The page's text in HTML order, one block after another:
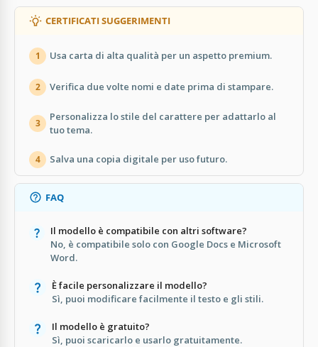
CERTIFICATI SUGGERIMENTI
1 Usa carta di alta qualità per un aspetto premium.
2 Verifica due volte nomi e date prima di stampare.
3
Personalizza lo stile del carattere per adattarlo al
tuo tema.
4 Salva una copia digitale per uso futuro.
FAQ
Il modello è compatibile con altri software?
No, è compatibile solo con Google Docs e Microsoft
Word.
È facile personalizzare il modello?
Sì, puoi modificare facilmente il testo e gli stili.
Il modello è gratuito?
Sì, puoi scaricarlo e usarlo gratuitamente.